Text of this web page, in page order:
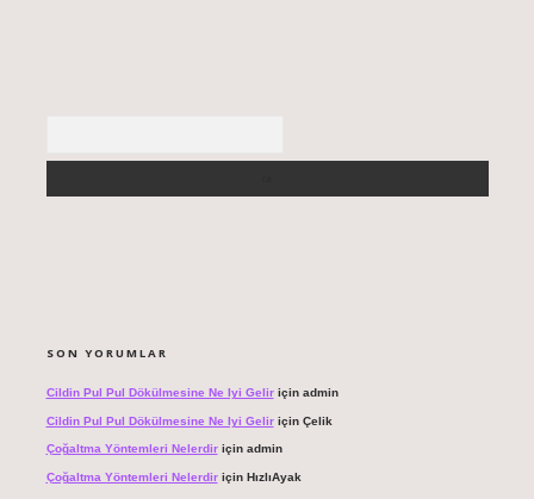
SON YORUMLAR
Cildin Pul Pul Dökülmesine Ne Iyi Geliriçin admin
Cildin Pul Pul Dökülmesine Ne Iyi Geliriçin Çelik
Çoğaltma Yöntemleri Nelerdiriçin admin
Çoğaltma Yöntemleri Nelerdiriçin HızlıAyak